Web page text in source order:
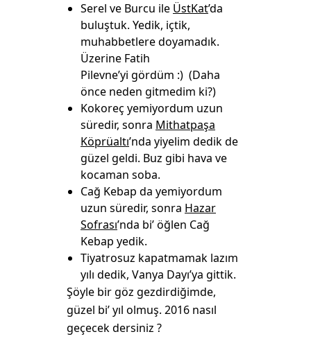
Serel ve Burcu ile ÜstKat’da
buluştuk. Yedik, içtik,
muhabbetlere doyamadık.
Üzerine Fatih
Pilevne’yi gördüm :) (Daha
önce neden gitmedim ki?)
Kokoreç yemiyordum uzun
süredir, sonra Mithatpaşa
Köprüaltı’nda yiyelim dedik de
güzel geldi. Buz gibi hava ve
kocaman soba.
Cağ Kebap da yemiyordum
uzun süredir, sonra Hazar
Sofrası’nda bi’ öğlen Cağ
Kebap yedik.
Tiyatrosuz kapatmamak lazım
yılı dedik, Vanya Dayı’ya gittik.
Şöyle bir göz gezdirdiğimde,
güzel bi’ yıl olmuş. 2016 nasıl
geçecek dersiniz ?